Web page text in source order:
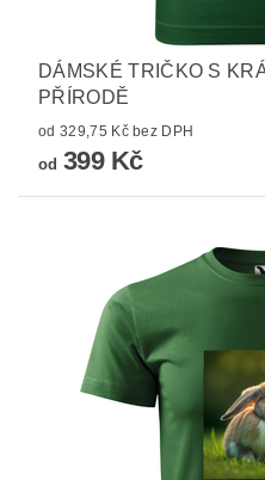
DÁMSKÉ TRIČKO S
PŘÍRODĚ
od 329,75 Kč bez DPH
od 399 Kč